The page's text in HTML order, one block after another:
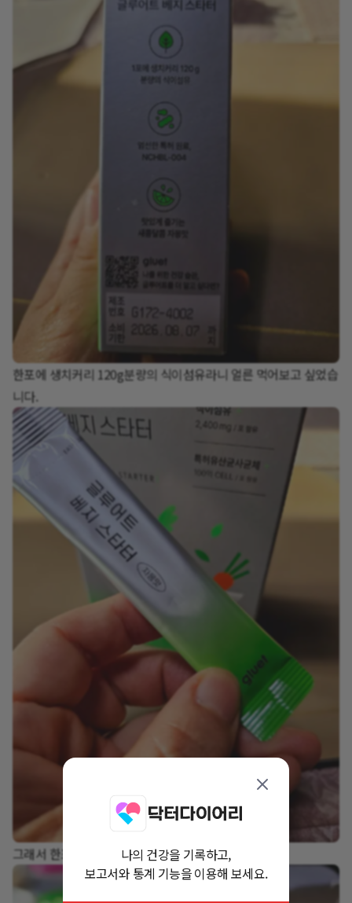
한포에 생치커리 120g분량의 식이섬유라니 얼른 먹어보고 싶었습
니다.
그래서 한포 먹어봅니다.나의 건강을 기록하고,
보고서와 통계 기능을 이용해 보세요.